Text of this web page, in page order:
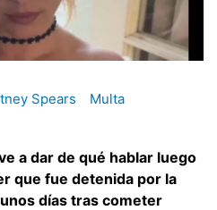
Spears
Multa
a dar de qué hablar luego
que fue detenida por la
días tras cometer